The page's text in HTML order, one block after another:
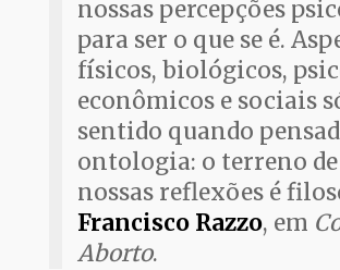
nossas percepções
para ser o que se é.
físicos, biológicos,
econômicos e sociais
sentido quando
ontologia: o terreno de
nossas reflexões é
Francisco Razzo, em
Aborto.